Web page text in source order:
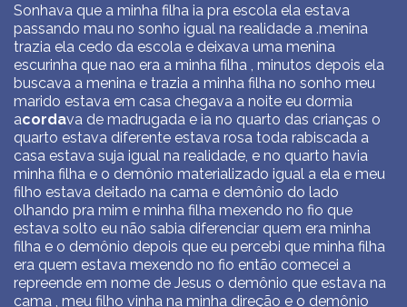
Sonhava que a minha filha ia pra escola ela estava
passando mau no sonho igual na realidade a .menina
trazia ela cedo da escola e deixava uma menina
escurinha que nao era a minha filha , minutos depois ela
buscava a menina e trazia a minha filha no sonho meu
marido estava em casa chegava a noite eu dormia
acordava de madrugada e ia no quarto das crianças o
quarto estava diferente estava rosa toda rabiscada a
casa estava suja igual na realidade, e no quarto havia
minha filha e o demônio materializado igual a ela e meu
filho estava deitado na cama e demônio do lado
olhando pra mim e minha filha mexendo no fio que
estava solto eu não sabia diferenciar quem era minha
filha e o demônio depois que eu percebi que minha filha
era quem estava mexendo no fio então comecei a
repreende em nome de Jesus o demônio que estava na
cama , meu filho vinha na minha direção e o demônio